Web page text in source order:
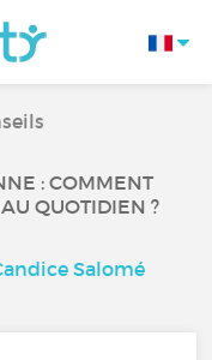
: COMMENT
QUOTIDIEN ?
Salomé